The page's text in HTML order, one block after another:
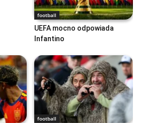
football
UEFA mocno odpowiada
Infantino
football